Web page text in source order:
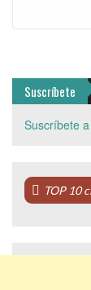
Suscríbete
Suscríbete
TOP 10